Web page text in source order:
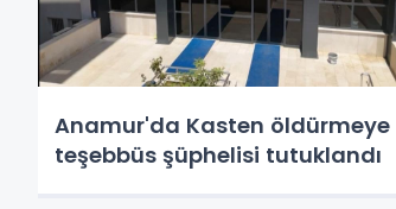
Anamur'da Kasten öldürmeye
teşebbüs şüphelisi tutuklandı